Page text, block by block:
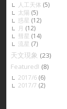
人工天体 (5)
太陽 (5)
惑星 (12)
月 (12)
彗星 (14)
流星 (7)
天文現象 (23)
Featured! (8)
2017/6(6)
2017/7 (2)